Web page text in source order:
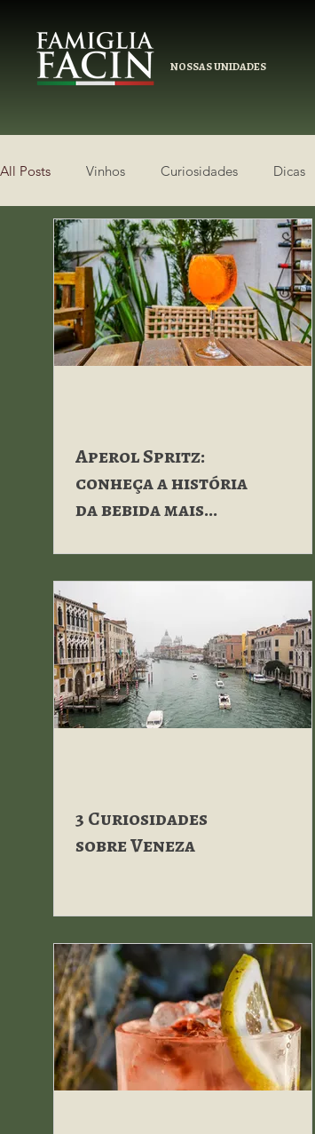
NOSSAS UNIDADES
All Posts Vinhos Curiosidades Dicas
Aperol Spritz:
conheça a história
da bebida mais
3 Curiosidades
sobre Veneza